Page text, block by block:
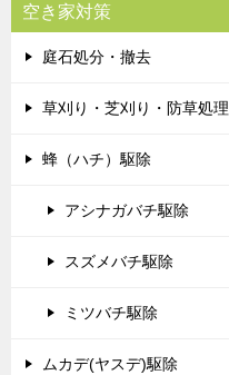
空き家対策
庭石処分・撤去
草刈り・芝刈り・防草処理
蜂（ハチ）駆除
アシナガバチ駆除
スズメバチ駆除
ミツバチ駆除
ムカデ(ヤスデ)駆除